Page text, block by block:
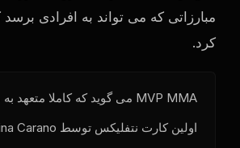
مبارزاتی که می تواند به افرادی
کرد.
MVP MMA می گوید که کاملا متعهد به ساخت در MMA است.
اولین کارت نتفلیکس توسط Ronda Rousey vs Gina Carano تیتر شد.